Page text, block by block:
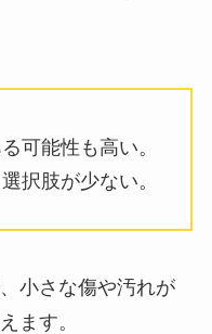
可能性も高い。
択肢が少ない。
小さな傷や汚れが
ます。